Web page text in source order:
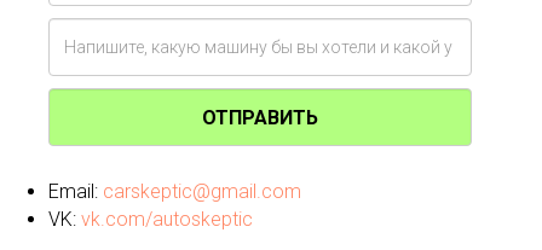
ОТПРАВИТЬ
Email: carskeptic@gmail.com
VK: vk.com/autoskeptic